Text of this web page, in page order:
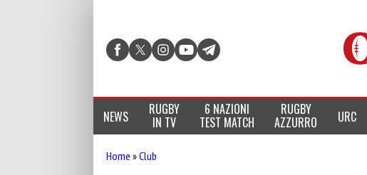
NEWS RUGBY
IN TV
6 NAZIONI
TEST MATCH
RUGBY
AZZURRO URC
Home »Club